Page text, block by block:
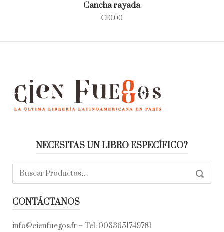
Cancha rayada
€10.00
NECESITAS UN LIBRO ESPECÍFICO?
Buscar:
CONTÁCTANOS
info@cienfuegos.fr – Tel: 0033651749781